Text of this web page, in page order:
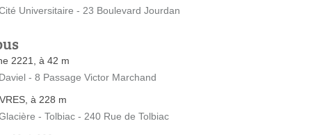
Universitaire - 23 Boulevard Jourdan
2221, à 42 m
- 8 Passage Victor Marchand
à 228 m
- Tolbiac - 240 Rue de Tolbiac